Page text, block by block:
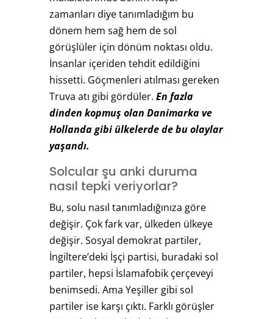
zamanları diye tanımladığım bu
dönem hem sağ hem de sol
görüşlüler için dönüm noktası oldu.
İnsanlar içeriden tehdit edildiğini
hissetti. Göçmenleri atılması gereken
Truva atı gibi gördüler. En fazla
dinden kopmuş olan Danimarka ve
Hollanda gibi ülkelerde de bu olaylar
yaşandı.
Solcular şu anki duruma
nasıl tepki veriyorlar?
Bu, solu nasıl tanımladığınıza göre
değişir. Çok fark var, ülkeden ülkeye
değişir. Sosyal demokrat partiler,
İngiltere’deki İşçi partisi, buradaki sol
partiler, hepsi İslamafobik çerçeveyi
benimsedi. Ama Yeşiller gibi sol
partiler ise karşı çıktı. Farklı görüşler